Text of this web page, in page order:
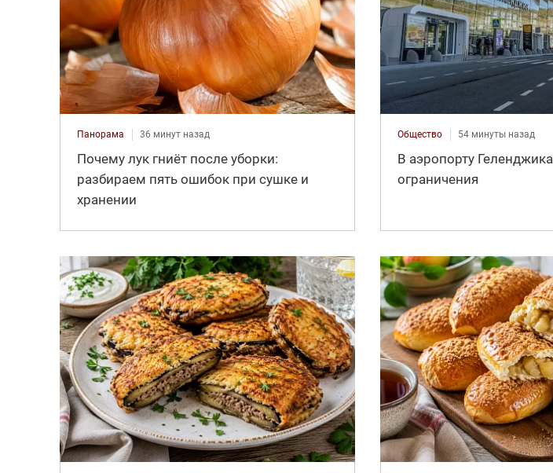
Панорама 36 минут назад
Почему лук гниёт после уборки:
разбираем пять ошибок при сушке и
хранении
Общество 54 минуты назад
В аэропорту
ограничения